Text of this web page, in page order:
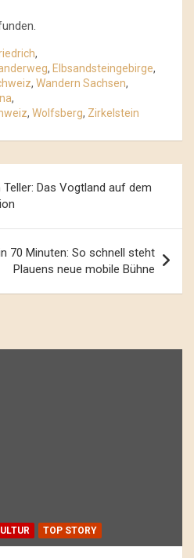
,
, Elbsandsteingebirge,
, Wandern Sachsen,
,
, Wolfsberg, Zirkelstein
Das Vogtland auf dem
70 Minuten: So schnell steht
Plauens neue mobile Bühne
TOP STORY